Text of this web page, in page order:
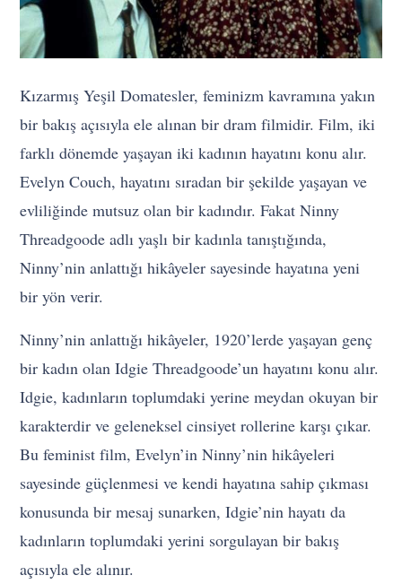
Kızarmış Yeşil Domatesler, feminizm kavramına yakın
bir bakış açısıyla ele alınan bir dram filmidir. Film, iki
farklı dönemde yaşayan iki kadının hayatını konu alır.
Evelyn Couch, hayatını sıradan bir şekilde yaşayan ve
evliliğinde mutsuz olan bir kadındır. Fakat Ninny
Threadgoode adlı yaşlı bir kadınla tanıştığında,
Ninny’nin anlattığı hikâyeler sayesinde hayatına yeni
bir yön verir.
Ninny’nin anlattığı hikâyeler, 1920’lerde yaşayan genç
bir kadın olan Idgie Threadgoode’un hayatını konu alır.
Idgie, kadınların toplumdaki yerine meydan okuyan bir
karakterdir ve geleneksel cinsiyet rollerine karşı çıkar.
Bu feminist film, Evelyn’in Ninny’nin hikâyeleri
sayesinde güçlenmesi ve kendi hayatına sahip çıkması
konusunda bir mesaj sunarken, Idgie’nin hayatı da
kadınların toplumdaki yerini sorgulayan bir bakış
açısıyla ele alınır.